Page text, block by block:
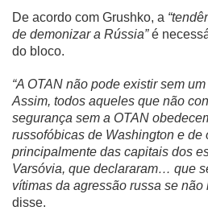
De acordo com Grushko, a
de demonizar a Rússia”é
do bloco.
“A OTAN não pode existir sem
Assim, todos aqueles que não
segurança sem a OTAN
russofóbicas de Washington e de
principalmente das capitais dos
Varsóvia, que declararam… que
vítimas da agressão russa se não
disse.